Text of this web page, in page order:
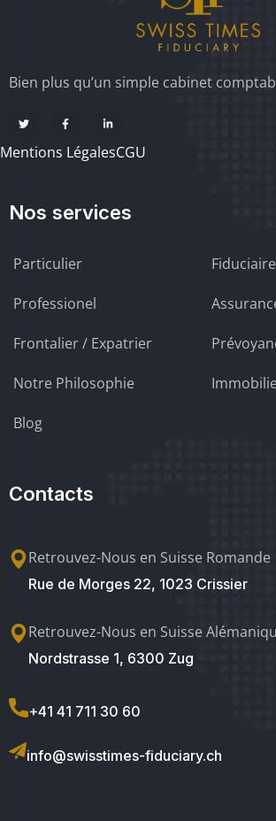
Bien plus qu’un simple cabinet
Mentions LégalesCGU
Nos services
Particulier
Professionel
Frontalier / Expatrier
Notre Philosophie
Blog
Fiduciaire
Contacts
Retrouvez-Nous en Suisse Romande
Rue de Morges 22, 1023 Crissier
Retrouvez-Nous en Suisse
Nordstrasse 1, 6300 Zug
+41 41 711 30 60
info@swisstimes-fiduciary.ch